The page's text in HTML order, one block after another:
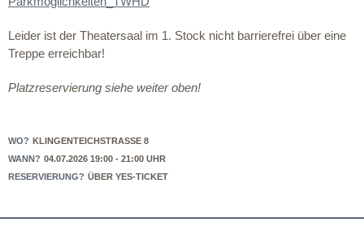
Leider ist der Theatersaal im 1. Stock nicht barrierefrei über eine
Treppe erreichbar!
Platzreservierung siehe weiter oben!
WO? KLINGENTEICHSTRASSE 8
WANN? 04.07.2026 19:00 - 21:00 UHR
RESERVIERUNG? ÜBER YES-TICKET